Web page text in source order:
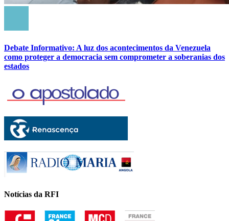
Debate Informativo: A luz dos acontecimentos da Venezuela
como proteger a democracia sem comprometer a soberanias dos
estados
Notícias da RFI